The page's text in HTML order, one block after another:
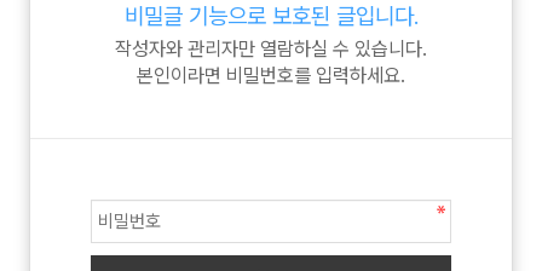
비밀글 기능으로 보호된 글입니다.
작성자와 관리자만 열람하실 수 있습니다.
본인이라면 비밀번호를 입력하세요.